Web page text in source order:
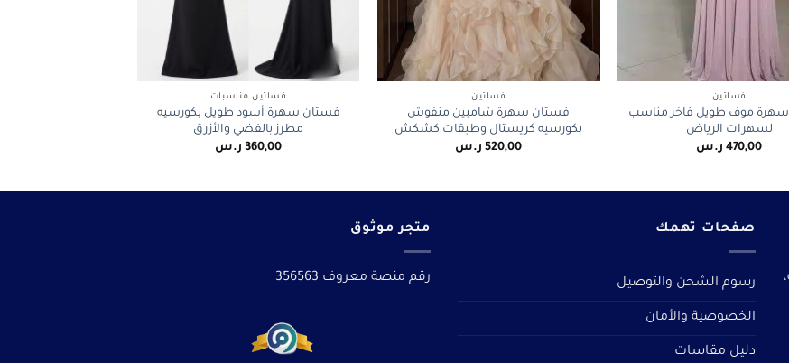
+
فساتين
موف طويل فاخر مناسب
لسهرات الرياض
470,00 ر.س
+
فساتين
فستان سهرة شامبين منفوش
بكورسيه كريستال وطبقات كشكش
520,00 ر.س
+
فساتين مناسبات
فستان سهرة أسود طويل بكورسيه
مطرز بالفضي والأزرق
360,00 ر.س
صفحات تهمك
رسوم الشحن والتوصيل
الخصوصية والأمان
دليل مقاسات
متجر موثوق
رقم منصة معروف 356563